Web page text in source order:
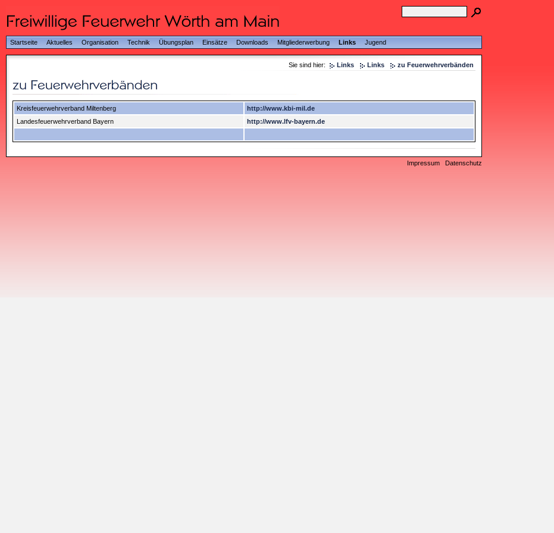
Startseite Aktuelles Organisation Technik Übungsplan Einsätze Downloads Mitgliederwerbung Links Jugend
Sie sind hier: Links Links zu Feuerwehrverbänden
Kreisfeuerwehrverband Miltenberg
http://www.kbi-mil.de
Landesfeuerwehrverband Bayern
http://www.lfv-bayern.de
Impressum Datenschutz